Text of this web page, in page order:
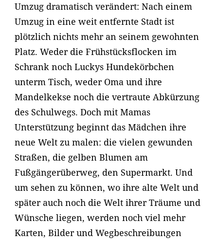
Umzug dramatisch verändert: Nach einem
Umzug in eine weit entfernte Stadt ist
plötzlich nichts mehr an seinem gewohnten
Platz. Weder die Frühstücksflocken im
Schrank noch Luckys Hundekörbchen
unterm Tisch, weder Oma und ihre
Mandelkekse noch die vertraute Abkürzung
des Schulwegs. Doch mit Mamas
Unterstützung beginnt das Mädchen ihre
neue Welt zu malen: die vielen gewunden
Straßen, die gelben Blumen am
Fußgängerüberweg, den Supermarkt. Und
um sehen zu können, wo ihre alte Welt und
später auch noch die Welt ihrer Träume und
Wünsche liegen, werden noch viel mehr
Karten, Bilder und Wegbeschreibungen